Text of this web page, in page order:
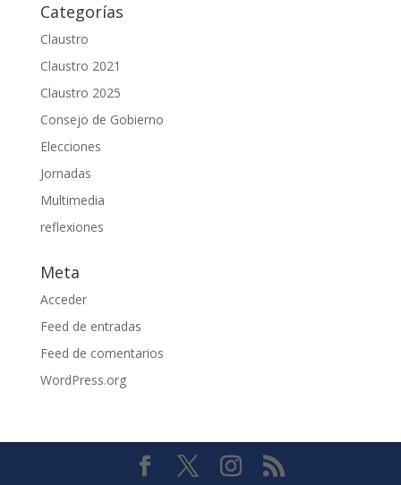
Categorías
Claustro
Claustro 2021
Claustro 2025
Consejo de Gobierno
Elecciones
Jornadas
Multimedia
reflexiones
Meta
Acceder
Feed de entradas
Feed de comentarios
WordPress.org